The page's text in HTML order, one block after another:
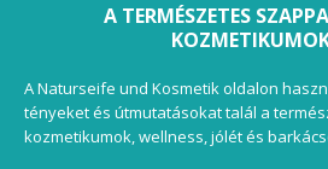
A TERMÉSZETES
A Naturseife und Kosmetik oldalon
tényeket és útmutatásokat talál a
kozmetikumok, wellness, jólét és